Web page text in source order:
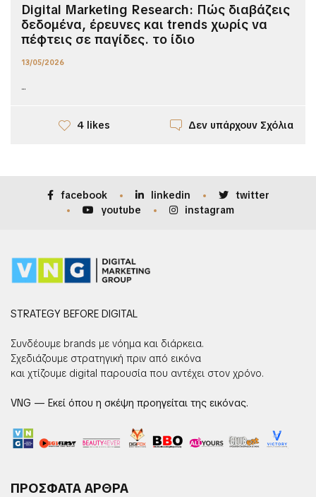
Digital Marketing Research: Πώς διαβάζεις
δεδομένα, έρευνες και trends χωρίς να
πέφτεις σε παγίδες. το ίδιο
13/05/2026
...
4 likes Δεν υπάρχουν Σχόλια
facebook linkedin
twitter
youtube
instagram
STRATEGY BEFORE DIGITAL
Συνδέουμε brands με νόημα και διάρκεια.
Σχεδιάζουμε στρατηγική πριν από εικόνα
και χτίζουμε digital παρουσία που αντέχει στον χρόνο.
VNG — Εκεί όπου η σκέψη προηγείται της εικόνας.
ΠΡΟΣΦΑΤΑ ΑΡΘΡΑ